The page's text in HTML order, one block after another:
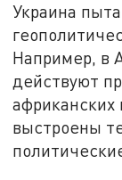
Украина
Например, в
действуют
африканских
выстроены